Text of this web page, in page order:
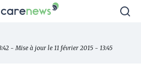
Carenews,
des- Mise à jour le 11 février 2015 - 13:45